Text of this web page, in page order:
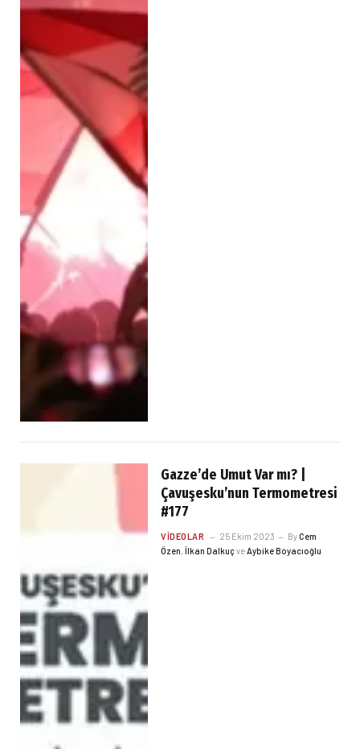
Gazze’de Umut Var mı? |
Çavuşesku’nun Termometresi
#177
VIDEOLAR 25 Ekim 2023 ByCem
Özen ,İlkan Dalkuçve Aybike Boyacıoğlu